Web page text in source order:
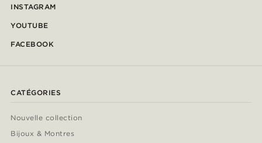
INSTAGRAM
YOUTUBE
FACEBOOK
CATÉGORIES
Nouvelle collection
Bijoux & Montres